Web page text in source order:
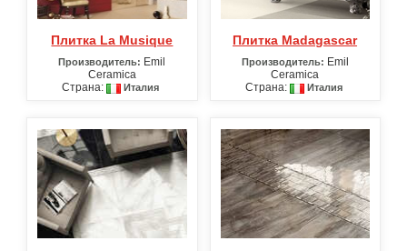
Плитка La Musique
Производитель: Emil
Ceramica
Страна:
Италия
Плитка Madagascar
Производитель: Emil
Ceramica
Страна:
Италия